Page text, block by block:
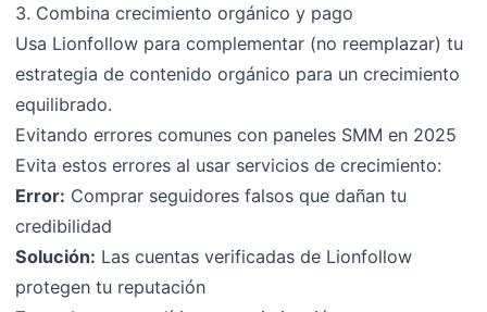
3. Combina crecimiento orgánico y pago
Usa Lionfollow para complementar (no reemplazar) tu
estrategia de contenido orgánico para un crecimiento
equilibrado.
Evitando errores comunes con paneles SMM en 2025
Evita estos errores al usar servicios de crecimiento:
Error: Comprar seguidores falsos que dañan tu
credibilidad
Solución: Las cuentas verificadas de Lionfollow
protegen tu reputación